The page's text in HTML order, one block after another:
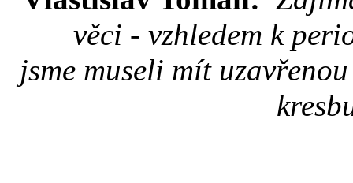
věci - vzhledem k
jsme museli mít